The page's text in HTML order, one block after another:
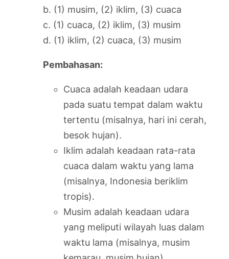
b. (1) musim, (2) iklim, (3) cuaca
c. (1) cuaca, (2) iklim, (3) musim
d. (1) iklim, (2) cuaca, (3) musim
Pembahasan:
Cuaca adalah keadaan udara
pada suatu tempat dalam waktu
tertentu (misalnya, hari ini cerah,
besok hujan).
Iklim adalah keadaan rata-rata
cuaca dalam waktu yang lama
(misalnya, Indonesia beriklim
tropis).
Musim adalah keadaan udara
yang meliputi wilayah luas dalam
waktu lama (misalnya, musim